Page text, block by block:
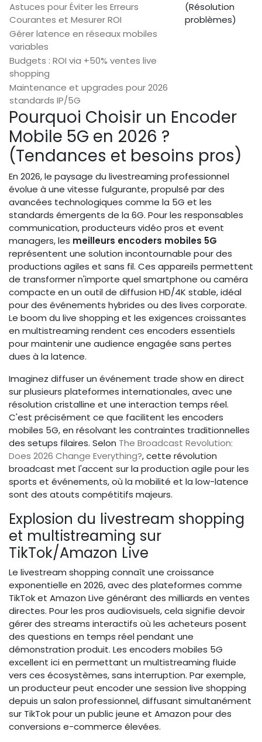
Astuces pour Éviter les Erreurs
Courantes et Mesurer ROI
(Résolution
problèmes)
Gérer latence en réseaux mobiles
variables
Budgets : ROI via +50% ventes live
shopping
Maintenance et upgrades pour 2026
standards IP/5G
Pourquoi Choisir un Encoder
Mobile 5G en 2026 ?
(Tendances et besoins pros)
En 2026, le paysage du livestreaming professionnel
évolue à une vitesse fulgurante, propulsé par des
avancées technologiques comme la 5G et les
standards émergents de la 6G. Pour les responsables
communication, producteurs vidéo pros et event
managers, les meilleurs encoders mobiles 5G
représentent une solution incontournable pour des
productions agiles et sans fil. Ces appareils permettent
de transformer n'importe quel smartphone ou caméra
compacte en un outil de diffusion HD/4K stable, idéal
pour des événements hybrides ou des lives corporate.
Le boom du live shopping et les exigences croissantes
en multistreaming rendent ces encoders essentiels
pour maintenir une audience engagée sans pertes
dues à la latence.
Imaginez diffuser un événement trade show en direct
sur plusieurs plateformes internationales, avec une
résolution cristalline et une interaction temps réel.
C'est précisément ce que facilitent les encoders
mobiles 5G, en résolvant les contraintes traditionnelles
des setups filaires. Selon The Broadcast Revolution:
Does 2026 Change Everything?, cette révolution
broadcast met l'accent sur la production agile pour les
sports et événements, où la mobilité et la low-latence
sont des atouts compétitifs majeurs.
Explosion du livestream shopping
et multistreaming sur
TikTok/Amazon Live
Le livestream shopping connaît une croissance
exponentielle en 2026, avec des plateformes comme
TikTok et Amazon Live générant des milliards en ventes
directes. Pour les pros audiovisuels, cela signifie devoir
gérer des streams interactifs où les acheteurs posent
des questions en temps réel pendant une
démonstration produit. Les encoders mobiles 5G
excellent ici en permettant un multistreaming fluide
vers ces écosystèmes, sans interruption. Par exemple,
un producteur peut encoder une session live shopping
depuis un salon professionnel, diffusant simultanément
sur TikTok pour un public jeune et Amazon pour des
conversions e-commerce élevées.